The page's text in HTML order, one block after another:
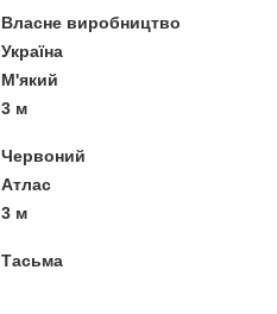
Власне виробництво
Україна
М'який
3 м
Червоний
Атлас
3 м
Тасьма